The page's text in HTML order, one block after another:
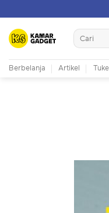
content
Search
for:
Berbelanja Artikel